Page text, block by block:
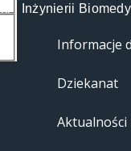
i Inżynierii
Informacje
Dziekanat
Aktualności